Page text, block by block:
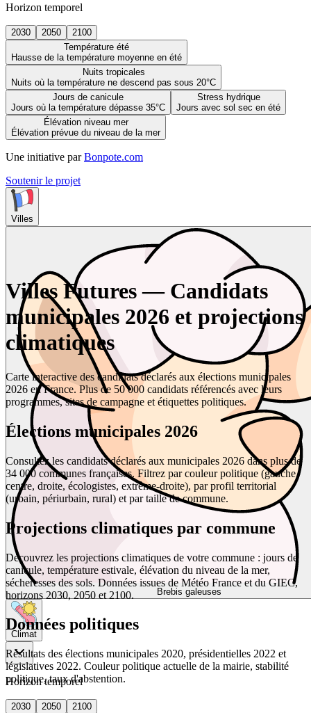
Horizon temporel
2030 2050
2100
Température été
Hausse de la température moyenne en été
Nuits tropicales
Nuits où la température ne descend pas sous 20°C
Jours de canicule
Jours où la température dépasse 35°C
Stress hydrique
Jours avec sol sec en été
Élévation niveau mer
Élévation prévue du niveau de la mer
Une initiative par Bonpote.com
Soutenir le projet
Villes
Brebis galeuses
Climat
Horizon temporel
2030 2050
2100
Villes Futures — Candidats
municipales 2026 et projections
climatiques
Carte interactive des candidats déclarés aux élections municipales
2026 en France. Plus de 50 000 candidats référencés avec leurs
programmes, sites de campagne et étiquettes politiques.
Élections municipales 2026
Consultez les candidats déclarés aux municipales 2026 dans plus de
34 000 communes françaises. Filtrez par couleur politique (gauche,
centre, droite, écologistes, extrême-droite), par profil territorial
(urbain, périurbain, rural) et par taille de commune.
Projections climatiques par commune
Découvrez les projections climatiques de votre commune : jours de
canicule, température estivale, élévation du niveau de la mer,
sécheresses des sols. Données issues de Météo France et du GIEC,
horizons 2030, 2050 et 2100.
Données politiques
Résultats des élections municipales 2020, présidentielles 2022 et
législatives 2022. Couleur politique actuelle de la mairie, stabilité
politique, taux d'abstention.